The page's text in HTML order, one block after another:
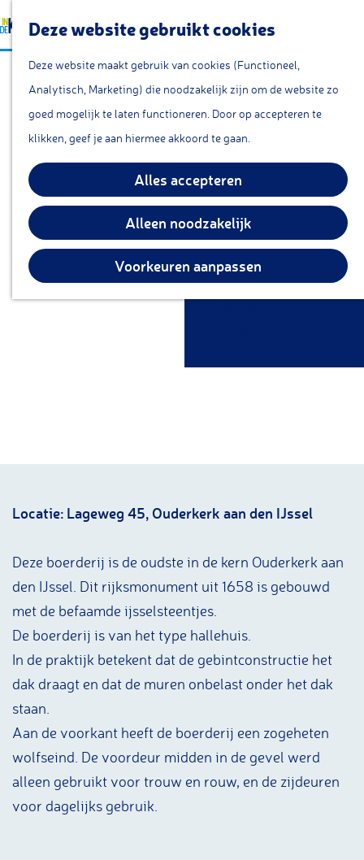
Deze website gebruikt cookies
Deze website maakt gebruik van cookies (Functioneel,
Analytisch, Marketing) die noodzakelijk zijn om de website zo
goed mogelijk te laten functioneren. Door op accepteren te
klikken, geef je aan hiermee akkoord te gaan.
Alles accepteren
Alleen noodzakelijk
Voorkeuren aanpassen
a
G
Z
e
k
e
n
e
n
u
Snacks
Cafe & Bar
Restaurants
Theetuin
IJs
Groepsarrangementen
Streekproducten
KOM DOEN
Fietsen
17e-eeuwse
krukhuisboerderij
Locatie: Lageweg 45, Ouderkerk aan den IJssel
Deze boerderij is de oudste in de kern Ouderkerk aan
den IJssel. Dit rijksmonument uit 1658 is gebouwd
met de befaamde ijsselsteentjes.
De boerderij is van het type hallehuis.
In de praktijk betekent dat de gebintconstructie het
dak draagt en dat de muren onbelast onder het dak
staan.
Aan de voorkant heeft de boerderij een zogeheten
wolfseind. De voordeur midden in de gevel werd
alleen gebruikt voor trouw en rouw, en de zijdeuren
voor dagelijks gebruik.